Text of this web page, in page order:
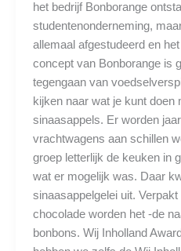
het bedrijf Bonborange
studentenonderneming,
allemaal afgestudeerd en
concept van Bonborange is
tegengaan van
kijken naar wat je kunt doen
sinaasappels. Er worden
vrachtwagens aan schillen
groep letterlijk de keuken in
wat er mogelijk was. Daar
sinaasappelgelei uit.
chocolade worden het -de
bonbons. Wij Inholland